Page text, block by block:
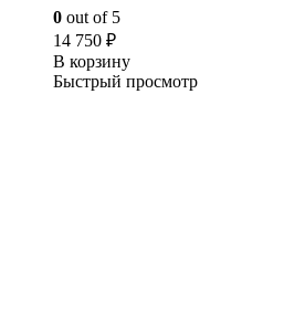
0 out of 5
14 750 ₽
В корзину
Быстрый просмотр